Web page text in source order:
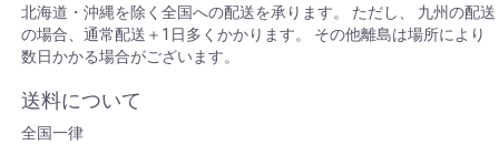
北海道・沖縄を除く全国への配送を承ります。 ただし、 九州の配送
の場合、通常配送＋1日多くかかります。 その他離島は場所により
数日かかる場合がございます。
送料について
全国一律